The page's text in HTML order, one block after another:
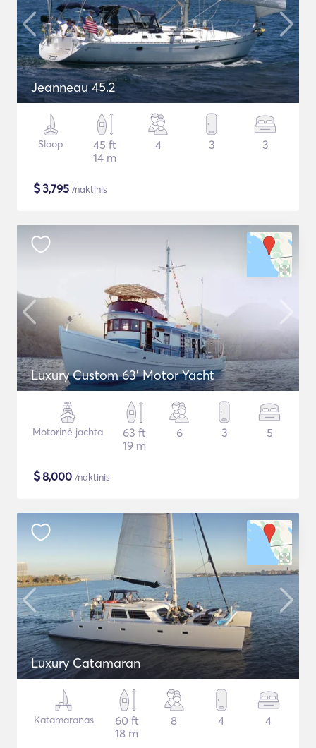
Jeanneau 45.2
Sloop
45 ft
14 m
4 3 3
$3,795 /naktinis
Luxury Custom 63' Motor Yacht
Motorinė jachta
63 ft
19 m
6 3 5
$8,000 /naktinis
Luxury Catamaran
Katamaranas
60 ft
18 m
8 4 4